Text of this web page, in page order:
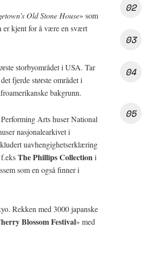
Old Stone House» som
er kjent for å være en svært
storbyområdet i USA. Tar
fjerde største området i
bakgrunn.
Arts huser National
nasjonalearkivet i
uavhengighetserklæring
The Phillips Collectioni
som en også finner i
Rekken med 3000 japanske
Blossom Festival» med